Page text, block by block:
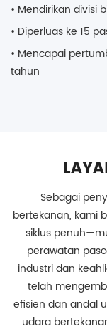
• Mendirikan divisi
• Diperluas ke 15
• Mencapai
tahun
Sebagai
bertekanan, kami
siklus
perawatan
industri dan
telah
efisien dan andal
udara